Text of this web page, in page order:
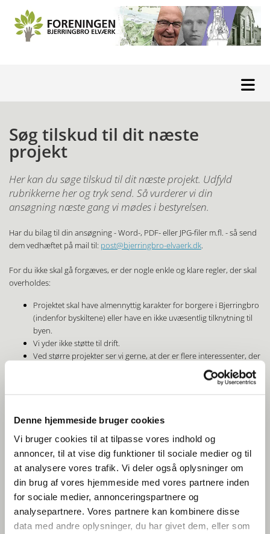
Denne hjemmeside bruger cookies
Vi bruger cookies til at tilpasse vores indhold og
annoncer, til at vise dig funktioner til sociale medier og til
at analysere vores trafik. Vi deler også oplysninger om
din brug af vores hjemmeside med vores partnere inden
for sociale medier, annonceringspartnere og
analysepartnere. Vores partnere kan kombinere disse
data med andre oplysninger, du har givet dem, eller som
Søg tilskud til dit næste
projekt
Her kan du søge tilskud til dit næste projekt. Udfyld
rubrikkerne her og tryk send. Så vurderer vi din
ansøgning næste gang vi mødes i bestyrelsen.
Har du bilag til din ansøgning - Word-, PDF- eller JPG-filer m.fl. - så send
dem vedhæftet på mail til: post@bjerringbro-elvaerk.dk.
For du ikke skal gå forgæves, er der nogle enkle og klare regler, der skal
overholdes:
Projektet skal have almennyttig karakter for borgere i Bjerringbro
(indenfor byskiltene) eller have en ikke uvæsentlig tilknytning til
byen.
Vi yder ikke støtte til drift.
Ved større projekter ser vi gerne, at der er flere interessenter, der
Så enkelt er det, og er du i tvivl, så send din ansøgning.
Næste deadline for ansøgninger
er ikke fastsat, men søg alligevel